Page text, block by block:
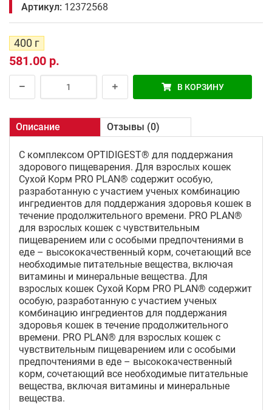
Артикул: 12372568
400 г
581.00 р.
В КОРЗИНУ
Описание Отзывы (0)
С комплексом OPTIDIGEST® для поддержания
здорового пищеварения. Для взрослых кошек
Сухой Корм PRO PLAN® содержит особую,
разработанную с участием ученых комбинацию
ингредиентов для поддержания здоровья кошек в
течение продолжительного времени. PRO PLAN®
для взрослых кошек с чувствительным
пищеварением или с особыми предпочтениями в
еде – высококачественный корм, сочетающий все
необходимые питательные вещества, включая
витамины и минеральные вещества. Для
взрослых кошек Сухой Корм PRO PLAN® содержит
особую, разработанную с участием ученых
комбинацию ингредиентов для поддержания
здоровья кошек в течение продолжительного
времени. PRO PLAN® для взрослых кошек с
чувствительным пищеварением или с особыми
предпочтениями в еде – высококачественный
корм, сочетающий все необходимые питательные
вещества, включая витамины и минеральные
вещества.